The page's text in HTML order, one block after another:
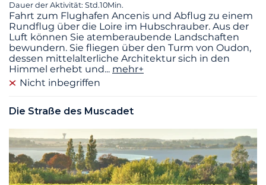
Dauer der Aktivität: Std.10Min.
Fahrt zum Flughafen Ancenis und Abflug zu einem
Rundflug über die Loire im Hubschrauber. Aus der
Luft können Sie atemberaubende Landschaften
bewundern. Sie fliegen über den Turm von Oudon,
dessen mittelalterliche Architektur sich in den
Himmel erhebt und... mehr+
Nicht inbegriffen
Die Straße des Muscadet